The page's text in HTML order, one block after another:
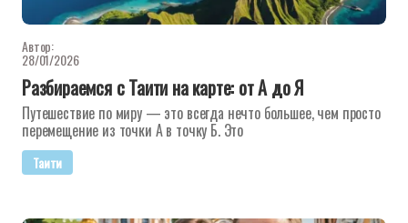
Автор:
28/01/2026
Разбираемся с Таити на карте: от А до Я
Путешествие по миру — это всегда нечто большее, чем просто
перемещение из точки А в точку Б. Это
Таити